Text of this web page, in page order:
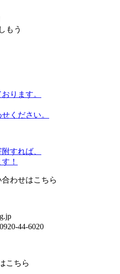
もう
ります。
ください。
すれば、
！
わせはこちら
44-6020
こちら